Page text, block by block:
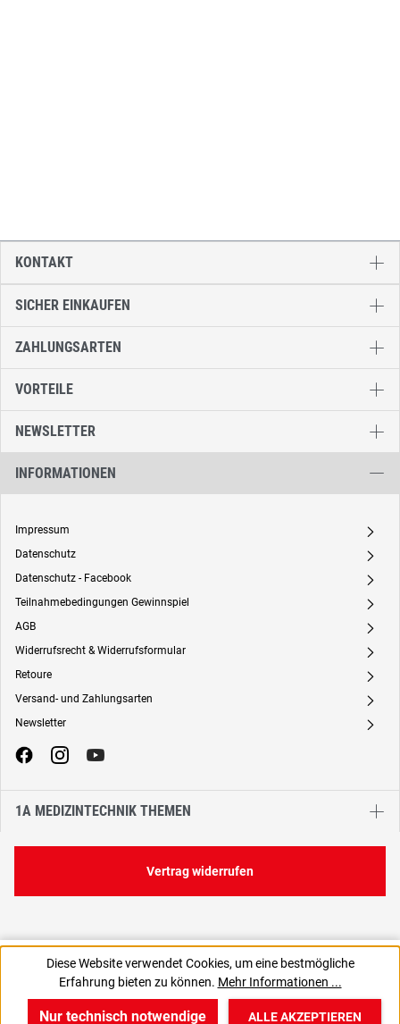
135,00 €
1,35 € / 1 Stück
SICHER EINKAUFEN
ZAHLUNGSARTEN
VORTEILE
NEWSLETTER
INFORMATIONEN
Impressum A
Datenschutz A
Datenschutz - Facebook A
Teilnahmebedingungen Gewinnspiel A
AGB A
Widerrufsrecht & Widerrufsformular A
Retoure A
Versand- und Zahlungsarten A
Newsletter A
1A MEDIZINTECHNIK THEMEN
KONTAKT
Vertrag widerrufen
Diese Website verwendet Cookies, um eine bestmögliche
Erfahrung bieten zu können. Mehr Informationen ...
Nur technisch notwendige ALLE AKZEPTIEREN